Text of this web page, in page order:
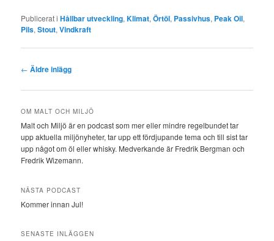
Publicerat i Hållbar utveckling,Klimat,Örtöl, Passivhus, Peak Oil,
Pils,Stout,Vindkraft
Inläggsnavigering
← Äldre inlägg
OM MALT OCH MILJÖ
Malt och Miljö är en podcast som mer eller mindre regelbundet tar
upp aktuella miljönyheter, tar upp ett fördjupande tema och till sist tar
upp något om öl eller whisky. Medverkande är Fredrik Bergman och
Fredrik Wizemann.
NÄSTA PODCAST
Kommer innan Jul!
SENASTE INLÄGGEN